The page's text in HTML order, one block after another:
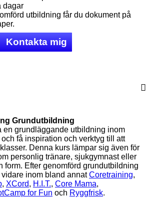
dagar
utbildning får du dokument på
Kontakta mig
Grundutbildning
en grundläggande utbildning inom
få inspiration och verktyg till att
Denna kurs lämpar sig även för
personlig tränare, sjukgymnast eller
form. Efter genomförd grundutbildning
inom bland annatCoretraining,
, XCord, H.I.T., Core Mama,
for Fun och Ryggfrisk.